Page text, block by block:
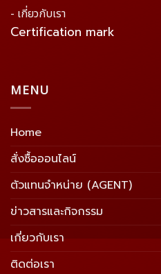
- เกี่ยวกับเรา
Certification mark
MENU
Home
สั่งซื้อออนไลน์
ตัวแทนจำหน่าย (AGENT)
ข่าวสารและกิจกรรม
เกี่ยวกับเรา
ติดต่อเรา